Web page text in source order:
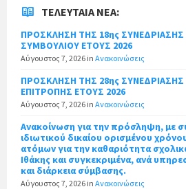
ΤΕΛΕΥΤΑΊΑ ΝΈΑ:
ΠΡΟΣΚΛΗΣΗ ΤΗΣ 18ης
ΣΥΜΒΟΥΛΙΟΥ ΕΤΟΥΣ 2026
Αύγουστος 7, 2026 in Ανακοινώσεις
ΠΡΟΣΚΛΗΣΗ ΤΗΣ 28ης
ΕΠΙΤΡΟΠΗΣ ΕΤΟΥΣ 2026
Αύγουστος 7, 2026 in Ανακοινώσεις
Ανακοίνωση για την πρόσληψη, με
ιδιωτικού δικαίου ορισμένου
ατόμων για την καθαριότητα
Ιθάκης και συγκεκριμένα, ανά
και διάρκεια σύμβασης.
Αύγουστος 7, 2026 in Ανακοινώσεις